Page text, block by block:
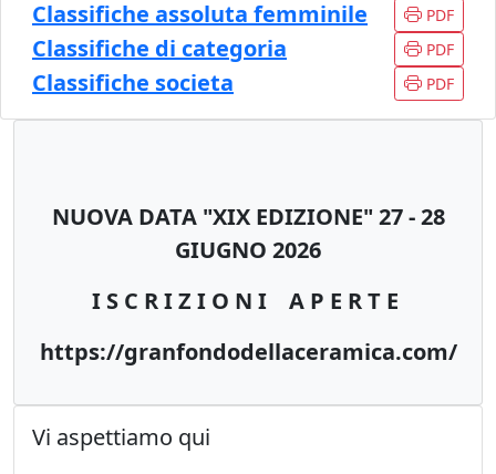
Classifiche assoluta femminile PDF
Classifiche di categoria PDF
Classifiche societa PDF
NUOVA DATA "XIX EDIZIONE" 27 - 28
GIUGNO 2026
I S C R I Z I O N I A P E R T E
https://granfondodellaceramica.com/
Vi aspettiamo qui